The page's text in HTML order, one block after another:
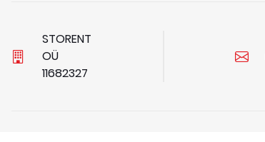
STORENT
OÜ
11682327